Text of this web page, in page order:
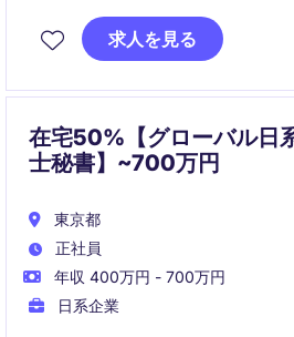
法務文書作成から調査支援、翻
まで多面的な経験を積める環境で
求人を見る
在宅50%【グローバル日
士秘書】~700万円
東京都
正社員
年収 400万円 - 700万円
日系企業